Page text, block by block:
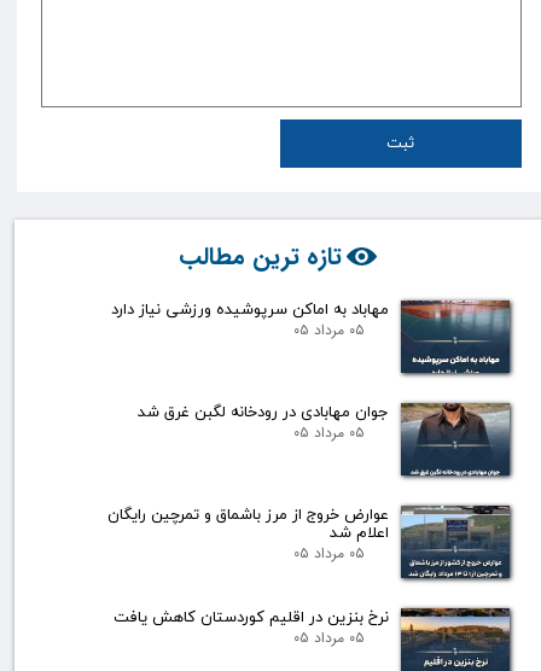
تازه ترین مطالب
مهاباد به اماکن سرپوشیده ورزشی نیاز دارد
۰۵ مرداد ۰۵
جوان مهابادی در رودخانه لگبن غرق شد
۰۵ مرداد ۰۵
عوارض خروج از مرز باشماق و تمرچین رایگان
اعلام شد
۰۵ مرداد ۰۵
نرخ بنزین در اقلیم کوردستان کاهش یافت
۰۵ مرداد ۰۵
ثبت